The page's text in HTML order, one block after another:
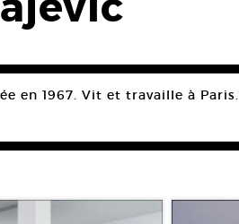
en 1967. Vit et travaille à Paris.